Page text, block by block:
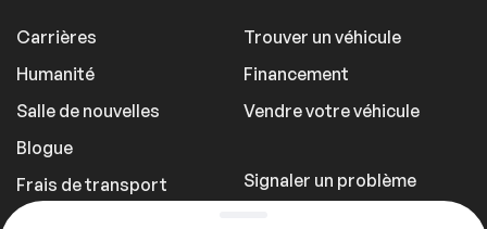
Carrières
Humanité
Salle de nouvelles
Blogue
Frais de transport
Trouver un véhicule
Financement
Vendre votre véhicule
Signaler un problème